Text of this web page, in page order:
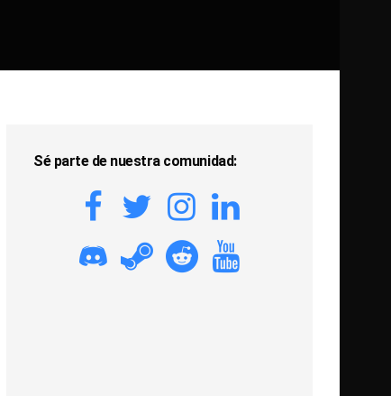
Sé parte de nuestra comunidad: